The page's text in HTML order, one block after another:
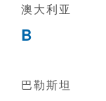
澳大利亚
B
巴勒斯坦